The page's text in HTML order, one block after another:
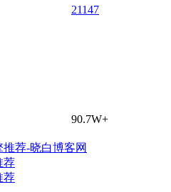
21147
90.7W+
荐
荐